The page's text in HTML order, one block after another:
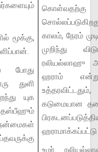
மூக்கு,
போது
துளி
யுக
காலம், நேரம்
முறிந்து
ஹராம் என்று
கடுமையான
ஹராமாக்கப்பட்டு
உமர்